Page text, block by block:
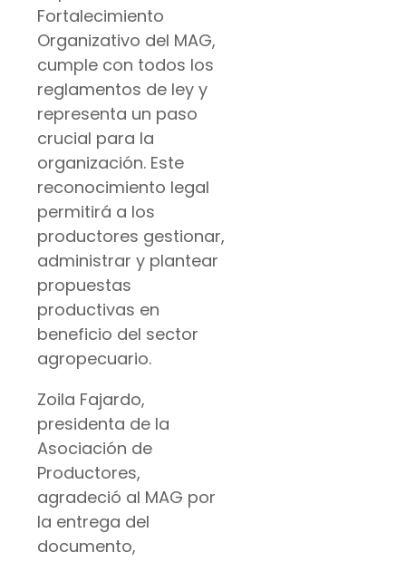
Fortalecimiento
Organizativo del MAG,
cumple con todos los
reglamentos de ley y
representa un paso
crucial para la
organización. Este
reconocimiento legal
permitirá a los
productores gestionar,
administrar y plantear
propuestas
productivas en
beneficio del sector
agropecuario.
Zoila Fajardo,
presidenta de la
Asociación de
Productores,
agradeció al MAG por
la entrega del
documento,